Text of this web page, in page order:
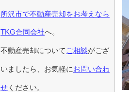
所沢市で不動産売却をお考えなら
TKG合同会社へ。
不動産売却について ご相談がござ
いましたら、お気軽にお問い合わ
せ ください。